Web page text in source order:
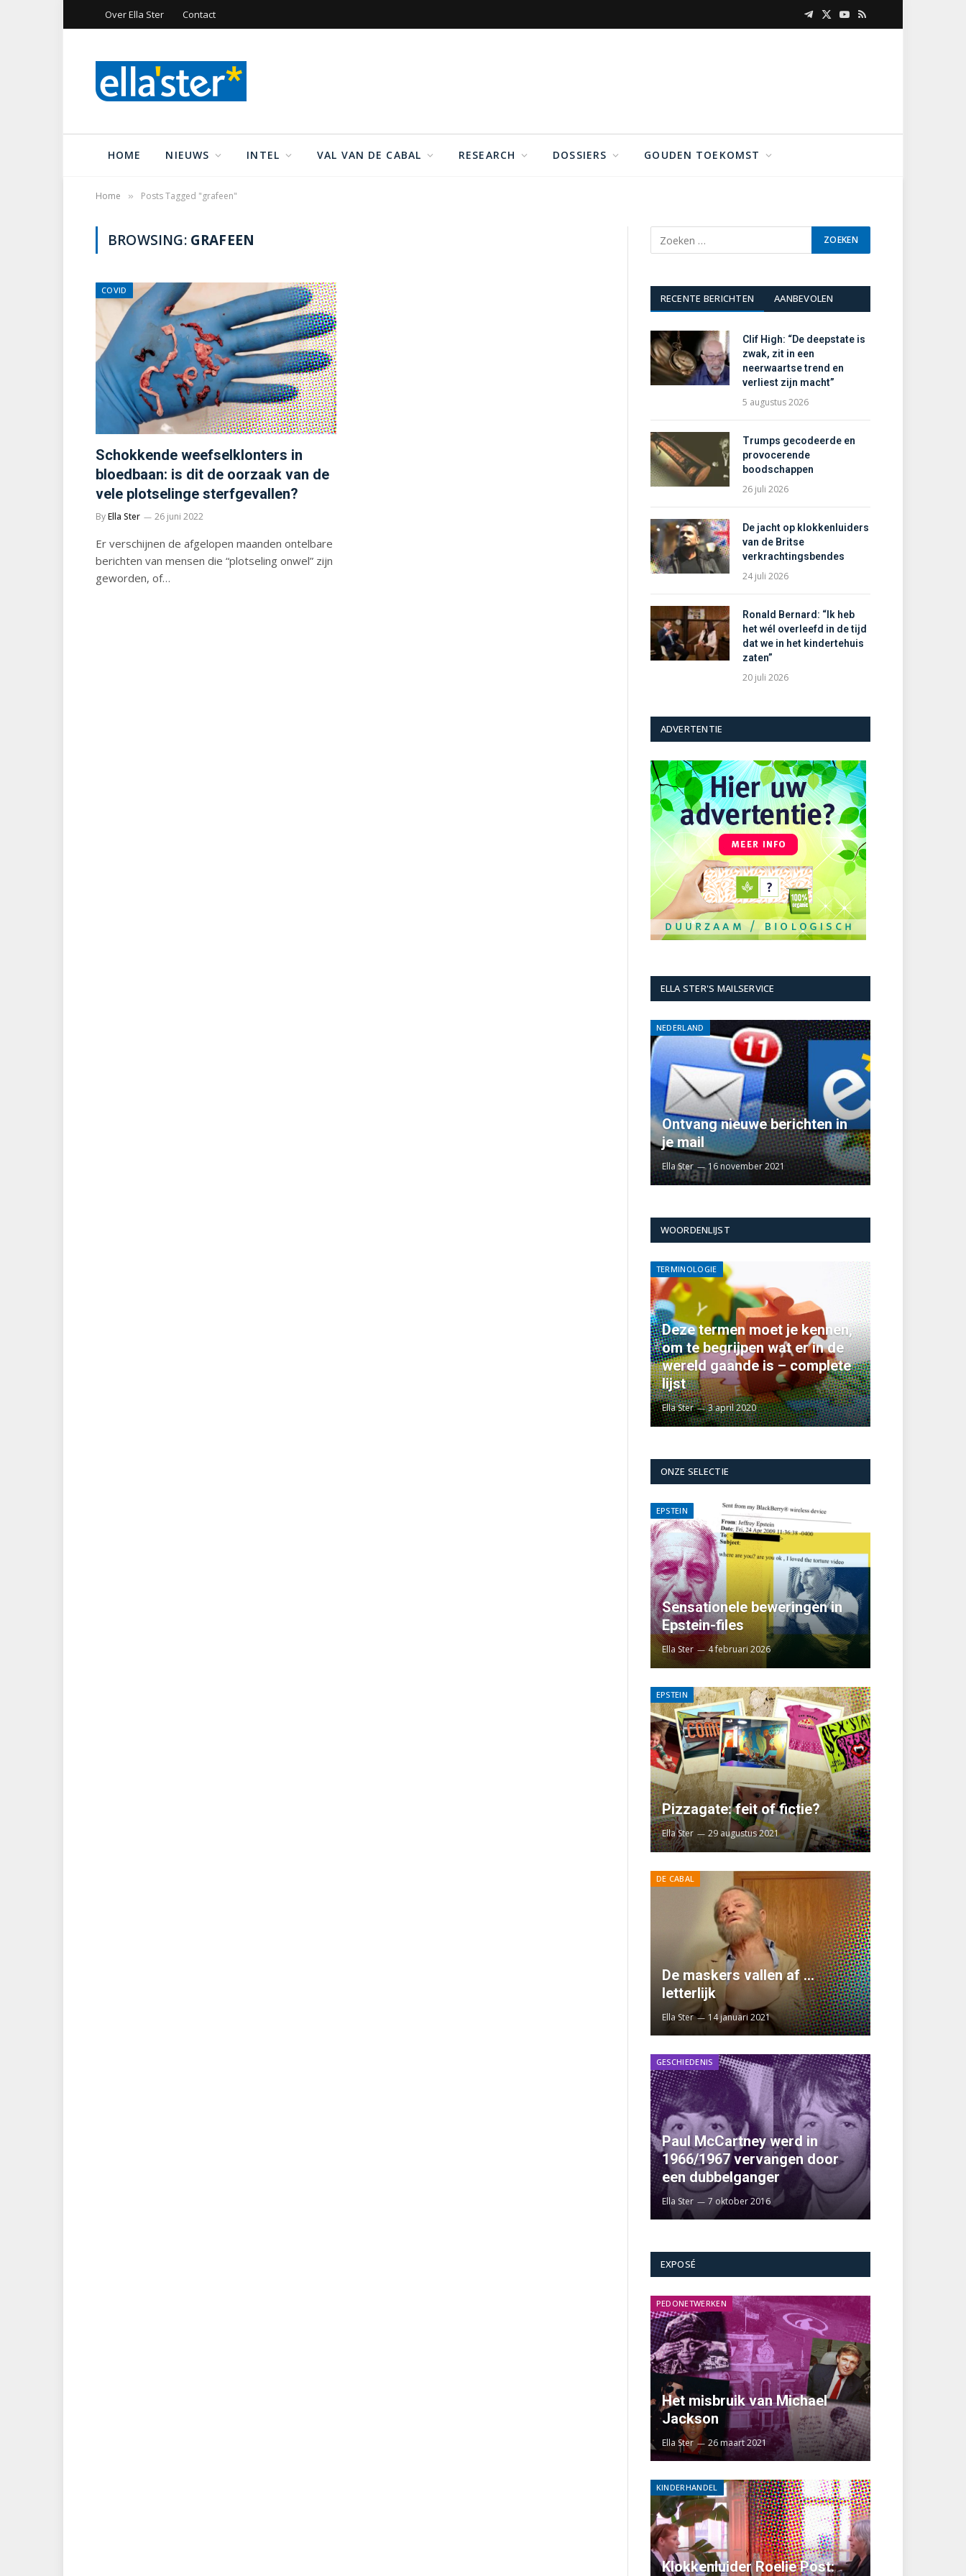
Over Ella Ster Contact Telegram
X
YouTube
RSS
HOME NIEUWS INTEL VAL VAN DE CABAL RESEARCH DOSSIERS GOUDEN TOEKOMST
Home » Posts Tagged "grafeen"
BROWSING: GRAFEEN
COVID
Schokkende weefselklonters in
bloedbaan: is dit de oorzaak van de
vele plotselinge sterfgevallen?
ByElla Ster 26 juni 2022
Er verschijnen de afgelopen maanden ontelbare
berichten van mensen die “plotseling onwel” zijn
geworden, of…
RECENTE BERICHTEN AANBEVOLEN
Clif High: “De deepstate is
zwak, zit in een
neerwaartse trend en
verliest zijn macht”
5 augustus 2026
Trumps gecodeerde en
provocerende
boodschappen
26 juli 2026
De jacht op klokkenluiders
van de Britse
verkrachtingsbendes
24 juli 2026
Ronald Bernard: “Ik heb
het wél overleefd in de tijd
dat we in het kindertehuis
zaten”
20 juli 2026
ADVERTENTIE
ELLA STER'S MAILSERVICE
NEDERLAND
Ontvang nieuwe berichten in
je mail
Ella Ster 16 november 2021
WOORDENLIJST
TERMINOLOGIE
Deze termen moet je kennen,
om te begrijpen wat er in de
wereld gaande is – complete
lijst
Ella Ster 3 april 2020
ONZE SELECTIE
EPSTEIN
Sensationele beweringen in
Epstein-files
Ella Ster 4 februari 2026
EPSTEIN
Pizzagate: feit of fictie?
Ella Ster 29 augustus 2021
DE CABAL
De maskers vallen af …
letterlijk
Ella Ster 14 januari 2021
GESCHIEDENIS
Paul McCartney werd in
1966/1967 vervangen door
een dubbelganger
Ella Ster 7 oktober 2016
EXPOSÉ
PEDONETWERKEN
Het misbruik van Michael
Jackson
Ella Ster 26 maart 2021
KINDERHANDEL
Klokkenluider Roelie Post: